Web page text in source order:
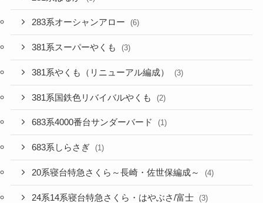
283系オーシャンアロー (6)
381系スーパーやくも (3)
381系やくも（リニューアル編成） (3)
381系国鉄色リバイバルやくも (2)
683系4000番台サンダーバード (1)
683系しらさぎ (1)
20系寝台特急さくら～長崎・佐世保編成～ (4)
24系14系寝台特急さくら・はやぶさ/富士 (3)